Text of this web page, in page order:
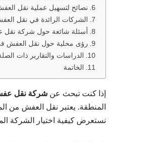
نصائح لتسهيل عملية نقل
الشركات الرائدة في نقل
أسئلة شائعة حول شركة
رؤى محلية حول نقل العفش
الدراسات والتقارير ذات
الخاتمة
إذا كنت تبحث عن شركة نقل
المنطقة. يعتبر نقل العفش من
نستعرض كيفية اختيار الشركة